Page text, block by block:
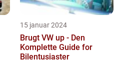
15 januar 2024
Brugt VW up - Den
Komplette Guide for
Bilentusiaster